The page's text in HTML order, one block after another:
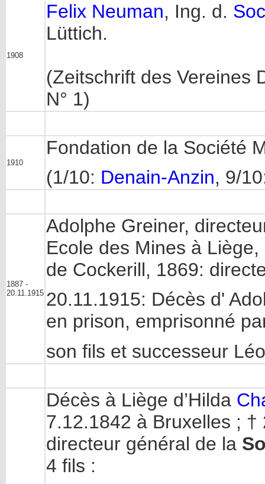
1908
Felix Neuman, Ing. d.
Lüttich.
(Zeitschrift des Vereines
N° 1)
1910
Fondation de la Société
(1/10: Denain-Anzin, 9/
1887 -
20.11.1915
Adolphe Greiner,
Ecole des Mines à
de Cockerill, 1869:
20.11.1915: Décès d'
en prison, emprisonné
son fils et successeur
Décès à Liège d’Hilda
7.12.1842 à Bruxelles ;
directeur général de la
4 fils :